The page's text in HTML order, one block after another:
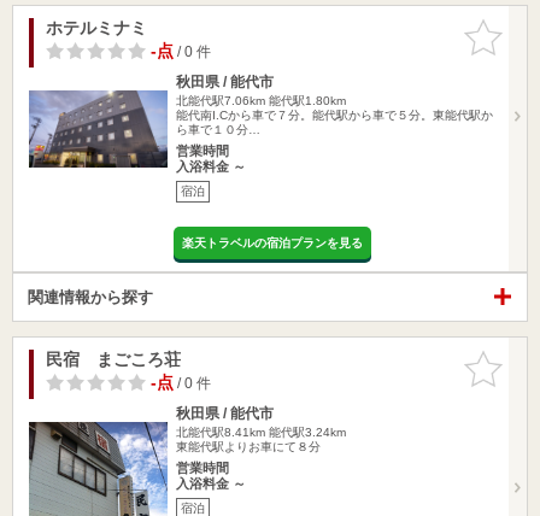
お気に入
りに追加
ホテルミナミ
-点/ 0 件
秋田県 / 能代市
北能代駅7.06km 能代駅1.80km
能代南I.Cから車で７分。能代駅から車で５分。東能代駅か
ら車で１０分…
営業時間
入浴料金 ～
宿泊
楽天トラベルの宿泊プランを見る
関連情報から探す
お気に入
りに追加
民宿 まごころ荘
-点/ 0 件
秋田県 / 能代市
北能代駅8.41km 能代駅3.24km
東能代駅よりお車にて８分
営業時間
入浴料金 ～
宿泊